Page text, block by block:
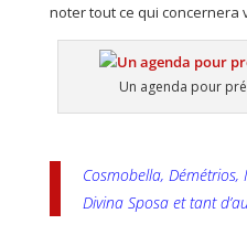
noter tout ce qui concernera
Un agenda pour
Cosmobella, Démétrios,
Divina Sposa et tant